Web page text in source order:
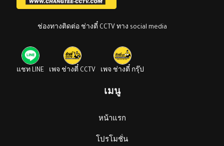
ช่องทางติดต่อ ช่างตี๋ CCTV ทาง social media
แชท LINE เพจ ช่างตี๋ CCTV เพจ ช่างตี๋ กรุ๊ป
เมนู
หน้าแรก
โปรโมชั่น